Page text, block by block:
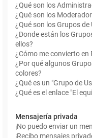
¿Qué son los
¿Qué son los
¿Qué son los Grupos de
¿Donde están los
ellos?
¿Cómo me convierto en
¿Por qué algunos
colores?
¿Qué es un "Grupo de
¿Qué es el enlace "El
Mensajería privada
¡No puedo enviar un
¡Recibo mensajes